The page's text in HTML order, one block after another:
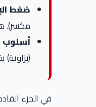
ضغط
مكسر).
أسلوب
في الجزء